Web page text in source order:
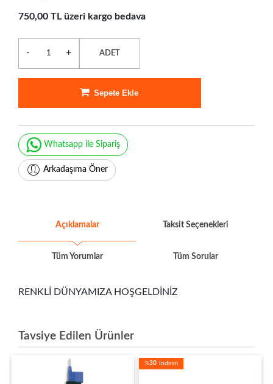
750,00 TL üzeri kargo bedava
- + ADET
Sepete Ekle
Whatsapp ile Sipariş
Arkadaşıma Öner
Açıklamalar Taksit Seçenekleri
Tüm Yorumlar Tüm Sorular
RENKLİ DÜNYAMIZA HOŞGELDİNİZ
Tavsiye Edilen Ürünler
%30 İndirim